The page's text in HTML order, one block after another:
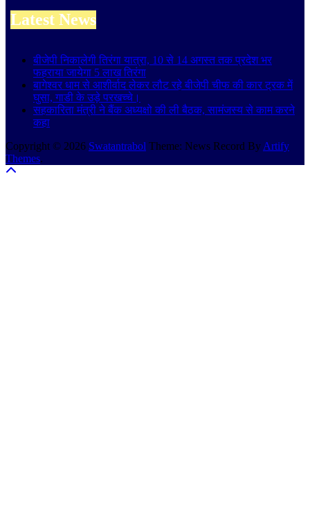
Latest News
बीजेपी निकालेगी तिरंगा यात्रा, 10 से 14 अगस्त तक प्रदेश भर
फहराया जायेगा 5 लाख तिरंगा
बागेश्वर धाम से आशीर्वाद लेकर लौट रहे बीजेपी चीफ की कार ट्रक में
घुसा, गाडी के उड़े परखच्चे।
सहकारिता मंत्री ने बैंक अध्यक्षो की ली बैठक, सामंजस्य से काम करने
कहा
Copyright © 2026 Swatantrabol Theme: News Record By Artify
Themes.